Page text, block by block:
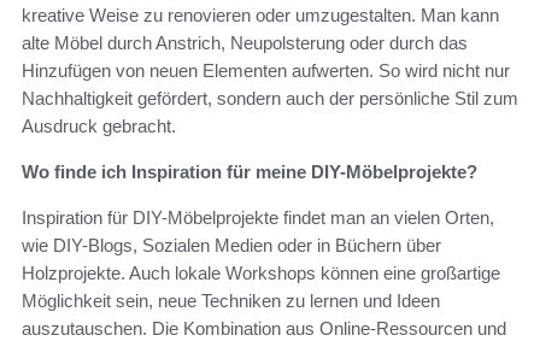
kreative Weise zu renovieren oder umzugestalten. Man kann
alte Möbel durch Anstrich, Neupolsterung oder durch das
Hinzufügen von neuen Elementen aufwerten. So wird nicht nur
Nachhaltigkeit gefördert, sondern auch der persönliche Stil zum
Ausdruck gebracht.
Wo finde ich Inspiration für meine DIY-Möbelprojekte?
Inspiration für DIY-Möbelprojekte findet man an vielen Orten,
wie DIY-Blogs, Sozialen Medien oder in Büchern über
Holzprojekte. Auch lokale Workshops können eine großartige
Möglichkeit sein, neue Techniken zu lernen und Ideen
auszutauschen. Die Kombination aus Online-Ressourcen und